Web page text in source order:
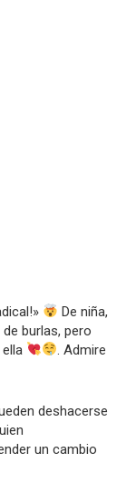
De niña,
burlas, pero
. Admire
deshacerse
un cambio